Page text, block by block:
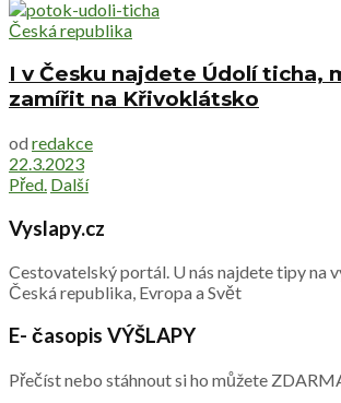
Česká republika
I v Česku najdete Údolí ticha,
zamířit na Křivoklátsko
od redakce
22.3.2023
Před. Další
Vyslapy.cz
Cestovatelský portál. U nás najdete tipy na
Česká republika, Evropa a Svět
E- časopis VÝŠLAPY
Přečíst nebo stáhnout si ho můžete